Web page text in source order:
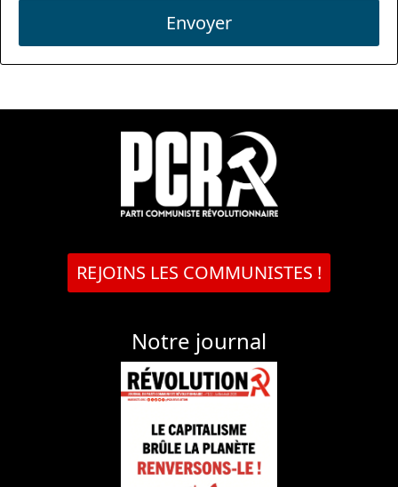
Envoyer
REJOINS LES COMMUNISTES !
Notre journal